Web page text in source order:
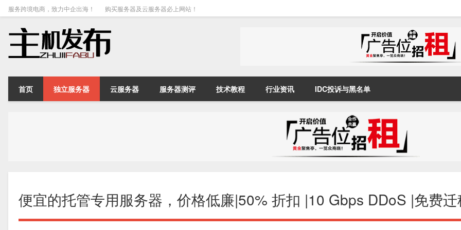
服务跨境电商，致力中企出海！ 购买服务器及云服务器必上网站！
首页 独立服务器 云服务器 服务器测评 技术教程 行业资讯 IDC投诉与黑名单
便宜的托管专用服务器，价格低廉|50% 折扣 |10 Gbps DDoS |免费